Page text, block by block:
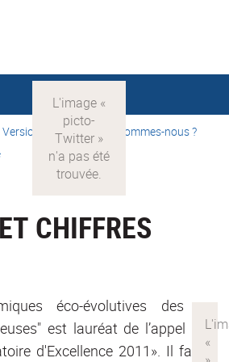
Version française
> Qui sommes-nous ?
CHIFFRES
éco-évolutives des
est lauréat de l’appel à
d'Excellence 2011». Il fait